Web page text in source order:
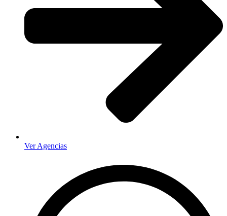
Ver Agencias